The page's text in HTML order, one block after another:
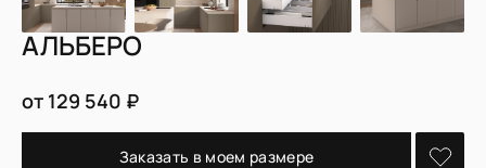
АЛЬБЕРО
от 129 540 ₽
Заказать в моем размере